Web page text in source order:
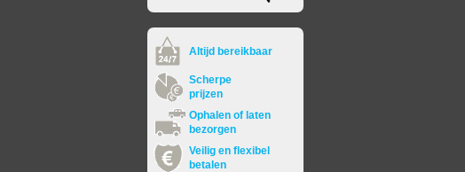
Altijd bereikbaar
Scherpe
prijzen
Ophalen of laten
bezorgen
Veilig en flexibel
betalen